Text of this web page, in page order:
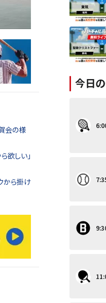
会の様
欲しい」
から掛け
今日